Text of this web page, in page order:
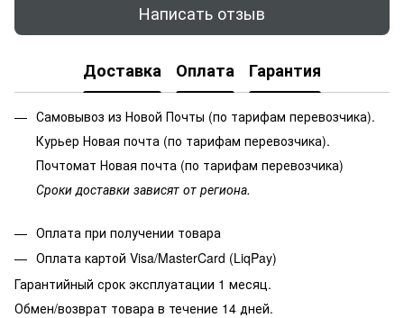
Написать отзыв
Доставка Оплата Гарантия
Самовывоз из Новой Почты (по тарифам перевозчика).
Курьер Новая почта (по тарифам перевозчика).
Почтомат Новая почта (по тарифам перевозчика)
Сроки доставки зависят от региона.
Оплата при получении товара
Оплата картой Visa/MasterCard (LiqPay)
Гарантийный срок эксплуатации 1 месяц.
Обмен/возврат товара в течение 14 дней.